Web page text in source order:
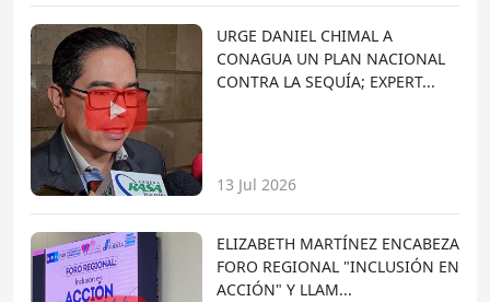
URGE DANIEL CHIMAL A
CONAGUA UN PLAN NACIONAL
CONTRA LA SEQUÍA; EXPERT...
13 Jul 2026
ELIZABETH MARTÍNEZ ENCABEZA
FORO REGIONAL "INCLUSIÓN EN
ACCIÓN" Y LLAM...